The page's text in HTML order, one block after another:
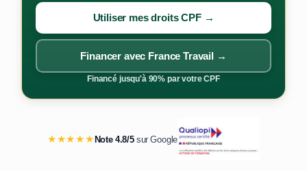
Utiliser mes droits CPF →
Financer avec France Travail →
Financé jusqu'à 90% par votre CPF
★★★★★Note 4.8/5sur Google